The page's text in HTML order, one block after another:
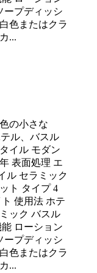
ープディッシ
色またはクラ
...
の小さな
ル、バスル
イル モダン
表面処理 エ
ル セラミック
ト タイプ 4
使用法 ホテ
ック バスル
ローション
ープディッシ
色またはクラ
...